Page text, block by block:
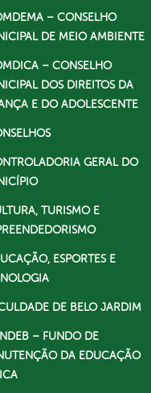
– CONSELHO
DE MEIO AMBIENTE
– CONSELHO
DOS DIREITOS DA
E DO ADOLESCENTE
GERAL DO
TURISMO E
ESPORTES E
DE BELO JARDIM
– FUNDO DE
DA EDUCAÇÃO